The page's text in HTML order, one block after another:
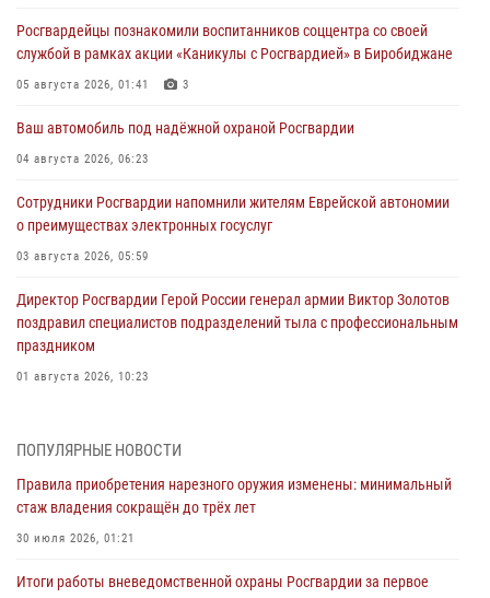
Росгвардейцы познакомили воспитанников соццентра со своей
службой в рамках акции «Каникулы с Росгвардией» в Биробиджане
05 августа 2026, 01:41 3
Ваш автомобиль под надёжной охраной Росгвардии
04 августа 2026, 06:23
Сотрудники Росгвардии напомнили жителям Еврейской автономии
о преимуществах электронных госуслуг
03 августа 2026, 05:59
Директор Росгвардии Герой России генерал армии Виктор Золотов
поздравил специалистов подразделений тыла с профессиональным
праздником
01 августа 2026, 10:23
Российской Федерации
В Росгвардии вспоминают российских воинов, погибших в Первой
мировой войне 1914-1918 годов
ПОПУЛЯРНЫЕ НОВОСТИ
Правила приобретения нарезного оружия изменены: минимальный
стаж владения сокращён до трёх лет
30 июля 2026, 01:21
Итоги работы вневедомственной охраны Росгвардии за первое